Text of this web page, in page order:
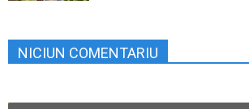
NICIUN COMENTARIU